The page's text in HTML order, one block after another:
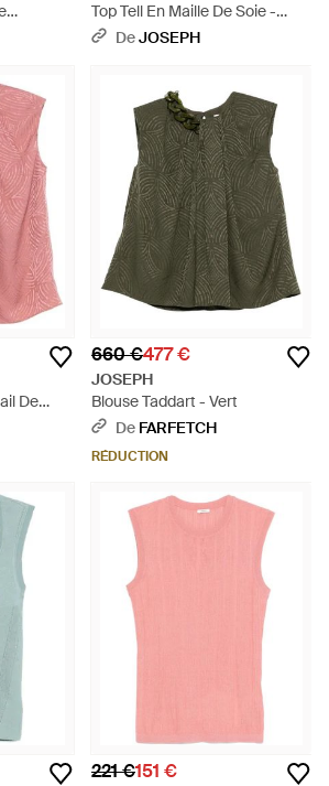
Top Tell En Maille De Soie -
Marron
DeJOSEPH
De
660 €477 €
JOSEPH
Blouse Taddart - Vert
De FARFETCH
RÉDUCTION
221 €151 €